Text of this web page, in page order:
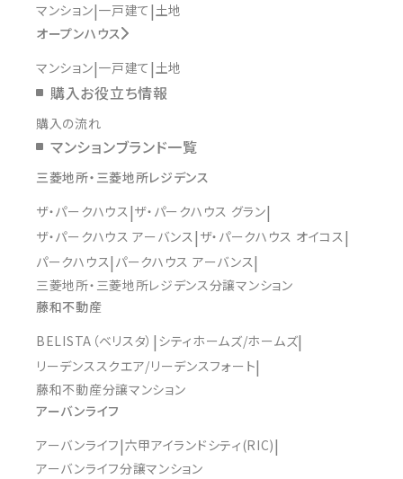
マンション 一戸建て 土地
オープンハウス
マンション 一戸建て 土地
購入お役立ち情報
購入の流れ
マンションブランド一覧
三菱地所・三菱地所レジデンス
ザ・パークハウス ザ・パークハウス グラン
ザ・パークハウス アーバンス ザ・パークハウス オイコス
パークハウス パークハウス アーバンス
三菱地所・三菱地所レジデンス分譲マンション
藤和不動産
BELISTA（ベリスタ） シティホームズ/ホームズ
リーデンススクエア/リーデンスフォート
藤和不動産分譲マンション
アーバンライフ
アーバンライフ 六甲アイランドシティ(RIC)
アーバンライフ分譲マンション